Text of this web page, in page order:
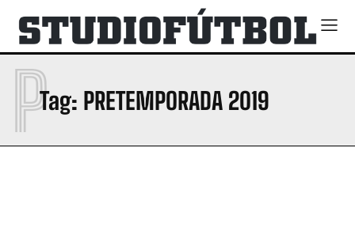
Tag: PRETEMPORADA 2019
P